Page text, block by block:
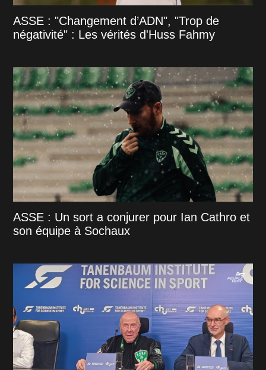
ASSE : "Changement d’ADN", "Trop de
négativité" : Les vérités d'Huss Fahmy
ASSE : Un sort a conjurer pour Ian Cathro et
son équipe à Sochaux